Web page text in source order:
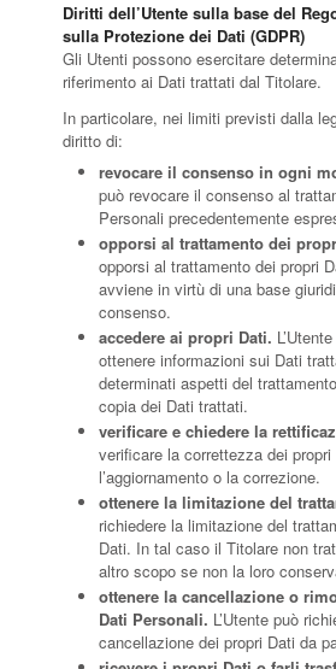
Diritti dell’Utente sulla base del
sulla Protezione dei Dati (GDPR)
Gli Utenti possono esercitare
riferimento ai Dati trattati dal Titolare.
In particolare, nei limiti previsti dalla
diritto di:
revocare il consenso in ogni
può revocare il consenso al
Personali precedentemente
opporsi al trattamento dei
opporsi al trattamento dei propri
avviene in virtù di una base
consenso.
accedere ai propri Dati.
ottenere informazioni sui Dati
determinati aspetti del
copia dei Dati trattati.
verificare e chiedere la
verificare la correttezza dei
l’aggiornamento o la correzione.
ottenere la limitazione del
richiedere la limitazione del
Dati. In tal caso il Titolare non
altro scopo se non la loro
ottenere la cancellazione o
Dati Personali. L’Utente può
cancellazione dei propri Dati da